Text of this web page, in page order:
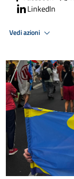
LinkedIn
Vedi azioni